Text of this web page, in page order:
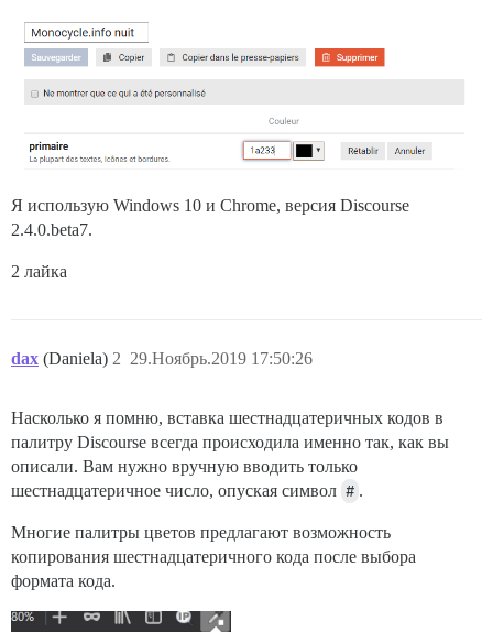
Я использую Windows 10 и Chrome, версия Discourse
2.4.0.beta7.
2 лайка
dax (Daniela) 29.Ноябрь.2019 17:50:26
2
Насколько я помню, вставка шестнадцатеричных кодов в
палитру Discourse всегда происходила именно так, как вы
описали. Вам нужно вручную вводить только
шестнадцатеричное число, опуская символ # .
Многие палитры цветов предлагают возможность
копирования шестнадцатеричного кода после выбора
формата кода.